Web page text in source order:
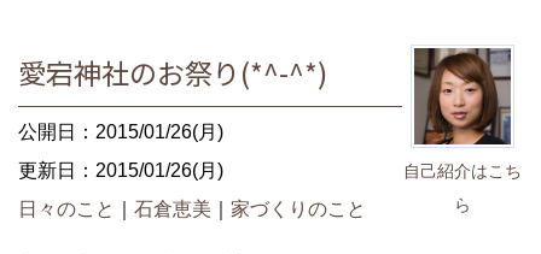
自己紹介はこち
ら
愛宕神社のお祭り(*^-^*)
公開日：2015/01/26(月)
更新日：2015/01/26(月)
日々のこと
石倉恵美 家づくりのこと